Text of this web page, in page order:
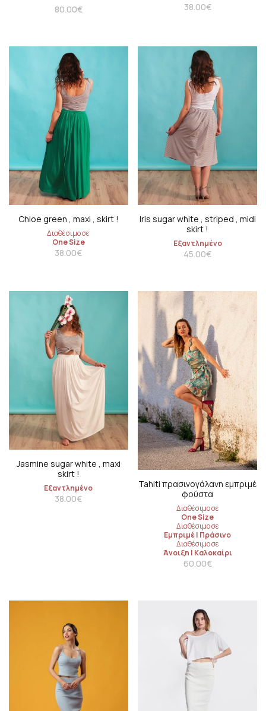
80.00€ 38.00€
Chloe green , maxi , skirt !
Διαθέσιμο σε
One Size
38.00€
Iris sugar white , striped , midi
skirt !
Εξαντλημένο
45.00€
Jasmine sugar white , maxi
skirt !
Εξαντλημένο
38.00€
Tahiti πρασινογάλανη εμπριμέ
φούστα
Διαθέσιμο σε
One Size
Διαθέσιμο σε
Εμπριμέ| Πράσινο
Διαθέσιμο σε
Άνοιξη | Καλοκαίρι
60.00€